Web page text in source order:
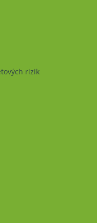
rizik